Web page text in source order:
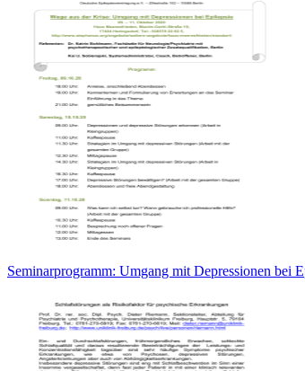
Seminarprogramm: Umgang mit Depressionen bei